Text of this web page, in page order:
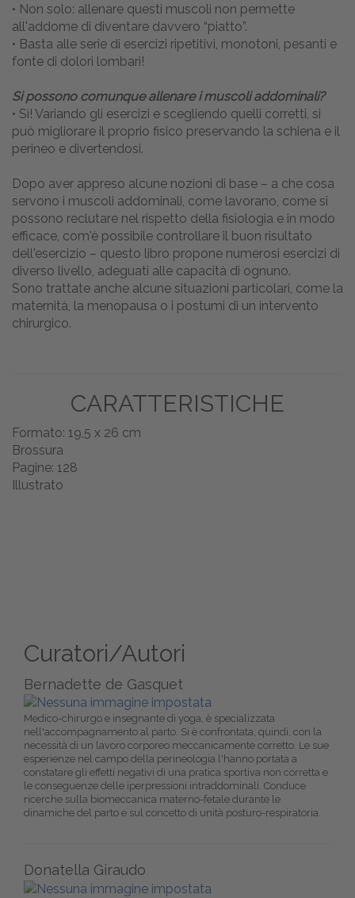
• Non solo: allenare questi muscoli non permette
all'addome di diventare davvero “piatto”.
• Basta alle serie di esercizi ripetitivi, monotoni, pesanti e
fonte di dolori lombari!
Si possono comunque allenare i muscoli addominali?
• Sì! Variando gli esercizi e scegliendo quelli corretti, si
può migliorare il proprio fisico preservando la schiena e il
perineo e divertendosi.
Dopo aver appreso alcune nozioni di base – a che cosa
servono i muscoli addominali, come lavorano, come si
possono reclutare nel rispetto della fisiologia e in modo
efficace, com'è possibile controllare il buon risultato
dell'esercizio – questo libro propone numerosi esercizi di
diverso livello, adeguati alle capacità di ognuno.
Sono trattate anche alcune situazioni particolari, come la
maternità, la menopausa o i postumi di un intervento
chirurgico.
CARATTERISTICHE
Formato: 19,5 x 26 cm
Brossura
Pagine: 128
Illustrato
Curatori/Autori
Bernadette de Gasquet
Medico-chirurgo e insegnante di yoga, è specializzata
nell'accompagnamento al parto. Si è confrontata, quindi, con la
necessità di un lavoro corporeo meccanicamente corretto. Le sue
esperienze nel campo della perineologia l'hanno portata a
constatare gli effetti negativi di una pratica sportiva non corretta e
le conseguenze delle iperpressioni intraddominali. Conduce
ricerche sulla biomeccanica materno-fetale durante le
dinamiche del parto e sul concetto di unità posturo-respiratoria.
Donatella Giraudo